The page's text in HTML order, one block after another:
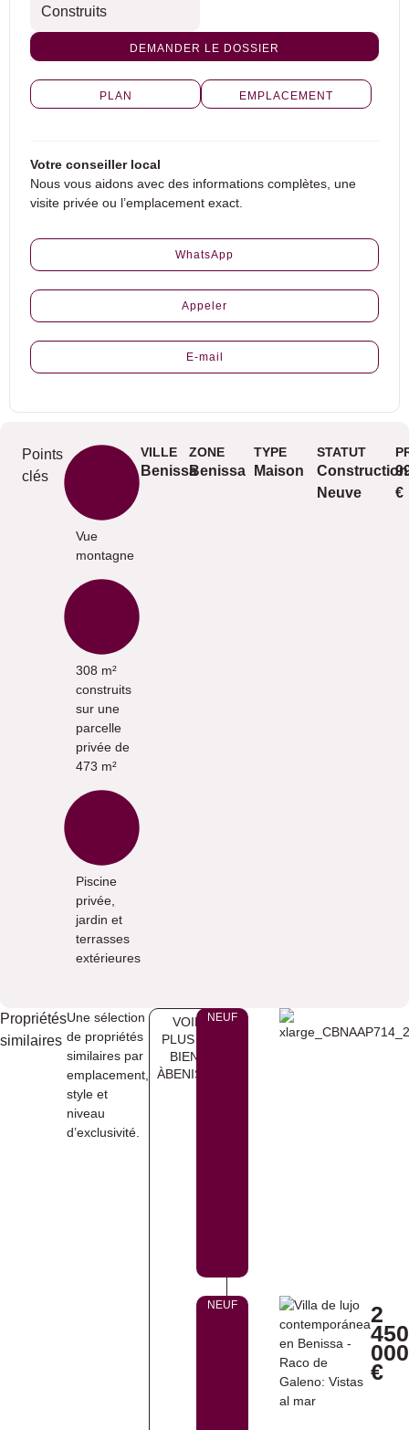
Construits
DEMANDER LE DOSSIER
PLAN EMPLACEMENT
Votre conseiller local
Nous vous aidons avec des informations complètes, une
visite privée ou l’emplacement exact.
WhatsApp
Appeler
E-mail
Points
clés
Vue
montagne
308 m²
construits
sur une
parcelle
privée de
473 m²
Piscine
privée,
jardin et
terrasses
extérieures
VILLE
Benissa
ZONE
Benissa
TYPE
Maison
STATUT
Construction
Neuve
€
Propriétés
similaires
Une sélection
de propriétés
similaires par
emplacement,
style et
niveau
d’exclusivité.
VOIR
PLUS DE
BIENS
ÀBENISSA
NEUF
NEUF 2
450
000
€